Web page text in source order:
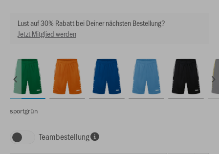
Lust auf 30% Rabatt bei Deiner nächsten Bestellung?
Jetzt Mitglied werden
sportgrün
Teambestellung